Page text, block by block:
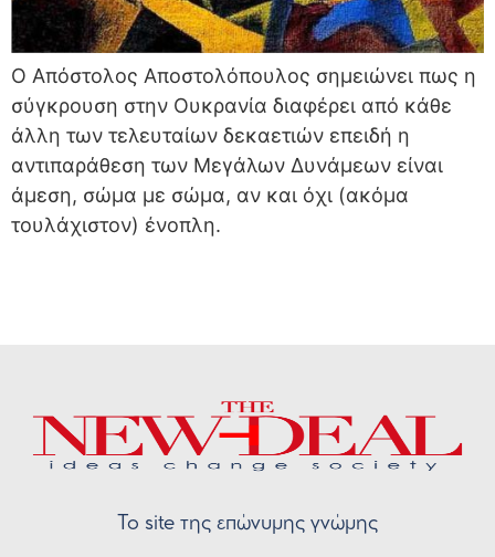
Ο Απόστολος Αποστολόπουλος σημειώνει πως η
σύγκρουση στην Ουκρανία διαφέρει από κάθε
άλλη των τελευταίων δεκαετιών επειδή η
αντιπαράθεση των Μεγάλων Δυνάμεων είναι
άμεση, σώμα με σώμα, αν και όχι (ακόμα
τουλάχιστον) ένοπλη.
Το site της επώνυμης γνώμης